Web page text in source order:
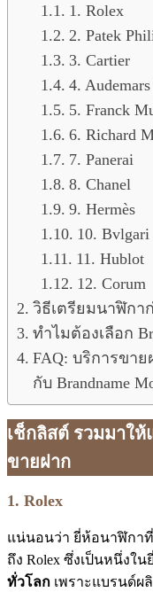
1. Rolex
2. Patek
3. Cartier
4.
5. Franck
6. Richard
7. Panerai
8. Chanel
9. Hermès
10. Bvlgari
11. Hublot
12. Corum
วิธีเตรียมนาฬิกา
ทำไมต้องเลือก
FAQ: บริการขา
กับ Brandname
เช็กลิสต์ รวมมาใ
ขายฝาก
1. Rolex
แน่นอนว่า ยี่ห้อนาฬิกา
ถึง Rolex ซึ่งเป็นหนึ่งใ
ทั่วโลก เพราะแบรนด์